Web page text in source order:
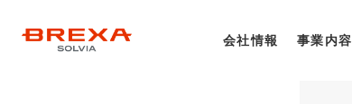
会社情報 事業内容